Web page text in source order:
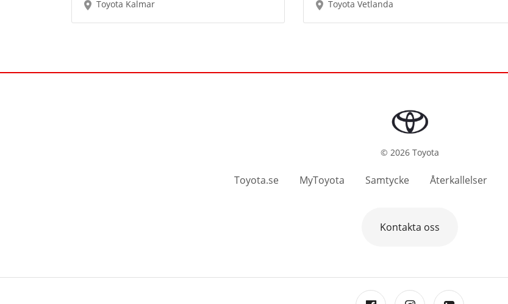
Toyota Kalmar Toyota Vetlanda
© 2026 Toyota
Toyota.se MyToyota Samtycke Återkallelser
Kontakta oss